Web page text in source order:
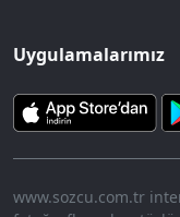
Uygulamalarımız
www.sozcu.com.tr